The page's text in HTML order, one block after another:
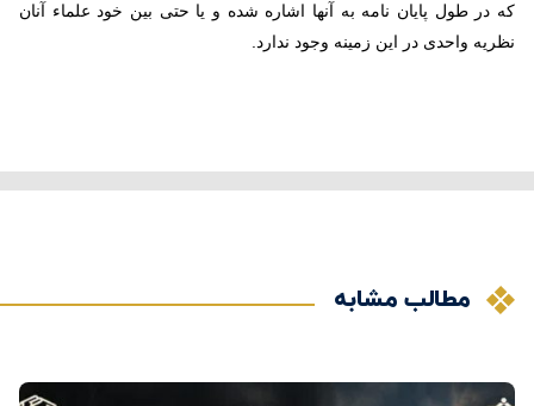
که در طول پایان نامه به آنها اشاره شده و یا حتی بین خود علماء آنان
نظریه واحدی در این زمینه وجود ندارد.
مطالب مشابه